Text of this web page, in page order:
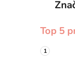
Top 5